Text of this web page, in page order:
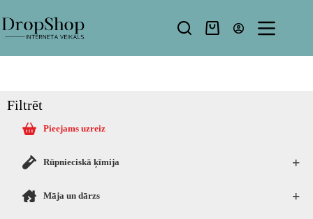
Filtrēt
Pieejams uzreiz
+
Rūpnieciskā ķīmija
+
Māja un dārzs